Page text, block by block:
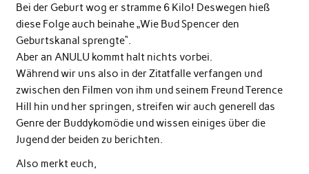
Bei der Geburt wog er stramme 6 Kilo! Deswegen hieß
diese Folge auch beinahe „Wie Bud Spencer den
Geburtskanal sprengte“.
Aber an ANULU kommt halt nichts vorbei.
Während wir uns also in der Zitatfalle verfangen und
zwischen den Filmen von ihm und seinem Freund Terence
Hill hin und her springen, streifen wir auch generell das
Genre der Buddykomödie und wissen einiges über die
Jugend der beiden zu berichten.
Also merkt euch,